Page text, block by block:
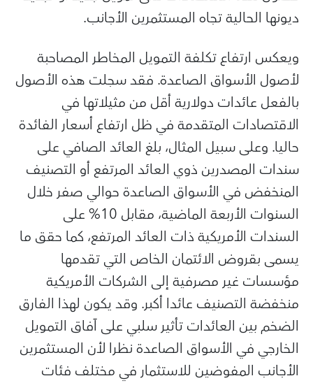
ديونها الحالية تجاه المستثمرين الأجانب.
ويعكس ارتفاع تكلفة التمويل المخاطر المصاحبة
لأصول الأسواق الصاعدة. فقد سجلت هذه الأصول
بالفعل عائدات دولارية أقل من مثيلاتها في
الاقتصادات المتقدمة في ظل ارتفاع أسعار الفائدة
حاليا. وعلى سبيل المثال، بلغ العائد الصافي على
سندات المصدرين ذوي العائد المرتفع أو التصنيف
المنخفض في الأسواق الصاعدة حوالي صفر خلال
السنوات الأربعة الماضية، مقابل 10% على
السندات الأمريكية ذات العائد المرتفع، كما حقق ما
يسمى بقروض الائتمان الخاص التي تقدمها
مؤسسات غير مصرفية إلى الشركات الأمريكية
منخفضة التصنيف عائدا أكبر. وقد يكون لهذا الفارق
الضخم بين العائدات تأثير سلبي على آفاق التمويل
الخارجي في الأسواق الصاعدة نظرا لأن المستثمرين
الأجانب المفوضين للاستثمار في مختلف فئات